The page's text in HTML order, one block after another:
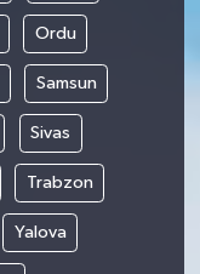
Ordu
Samsun
Sivas
Trabzon
Yalova